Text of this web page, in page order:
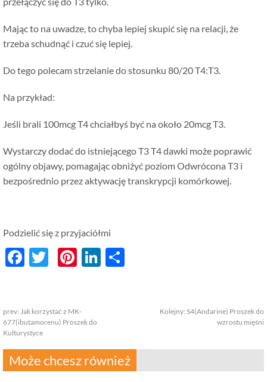
Mając to na uwadze, to chyba lepiej skupić się na relacji, że
trzeba schudnąć i czuć się lepiej.
Do tego polecam strzelanie do stosunku 80/20 T4:T3.
Na przykład:
Jeśli brali 100mcg T4 chciałbyś być na około 20mcg T3.
Wystarczy dodać do istniejącego T3 T4 dawki może poprawić
ogólny objawy, pomagając obniżyć poziom Odwrócona T3 i
bezpośrednio przez aktywację transkrypcji komórkowej.
Podzielić się z przyjaciółmi
Facebook
Twitter
Pinterest
LinkedIn
prev: Jak korzystać z MK-
677(ibutamorenu) Proszek do
Kulturystyce
Kolejny: S4(Andarine) Proszek do
wzrostu mięśni
Może chcesz również